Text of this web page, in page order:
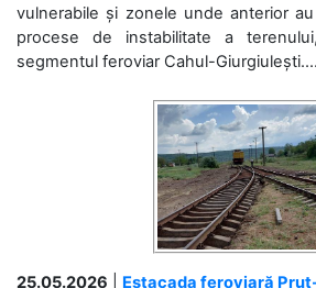
vulnerabile și zonele unde anterior
procese de instabilitate a
segmentul feroviar Cahul-Giurgiulești....
25.05.2026
Estacada feroviară